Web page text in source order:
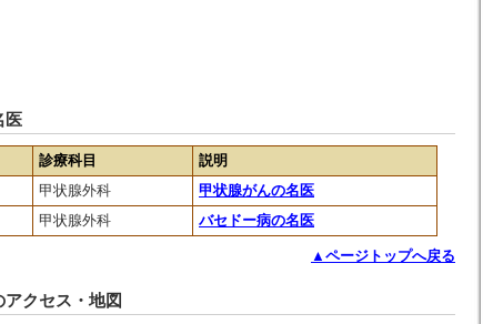
医
診療科目
説明
甲状腺外科
甲状腺がんの名医
甲状腺外科 バセドー病の名医
▲ページトップへ戻る
アクセス・地図